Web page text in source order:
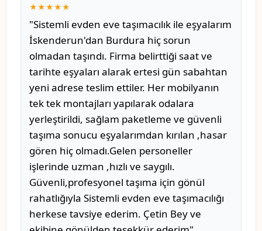
★★★★★
"Sistemli evden eve taşımacılık ile eşyalarım
İskenderun'dan Burdura hiç sorun
olmadan taşındı. Firma belirttiği saat ve
tarihte eşyaları alarak ertesi gün sabahtan
yeni adrese teslim ettiler. Her mobilyanın
tek tek montajları yapılarak odalara
yerleştirildi, sağlam paketleme ve güvenli
taşıma sonucu eşyalarımdan kırılan ,hasar
gören hiç olmadı.Gelen personeller
işlerinde uzman ,hızlı ve saygılı.
Güvenli,profesyonel taşıma için gönül
rahatlığıyla Sistemli evden eve taşımacılığı
herkese tavsiye ederim. Çetin Bey ve